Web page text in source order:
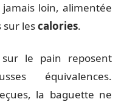
loin, alimentée
sur lescalories.
le pain reposent
équivalences.
la baguette ne